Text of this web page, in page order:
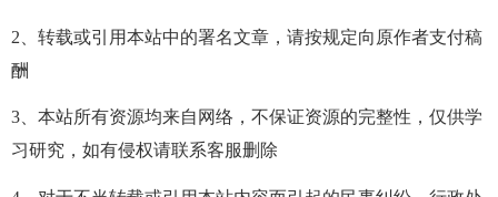
2、转载或引用本站中的署名文章，请按规定向原作者支付稿
酬
3、本站所有资源均来自网络，不保证资源的完整性，仅供学
习研究，如有侵权请联系客服删除